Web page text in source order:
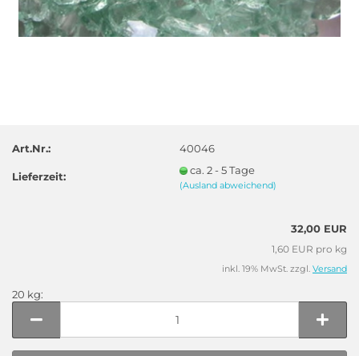
Art.Nr.: 40046
Lieferzeit: ca. 2 - 5 Tage
(Ausland abweichend)
32,00 EUR
1,60 EUR pro kg
inkl. 19% MwSt. zzgl. Versand
20 kg: